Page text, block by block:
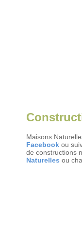
Maisons
Facebook ou
de constructions
Naturelles ou